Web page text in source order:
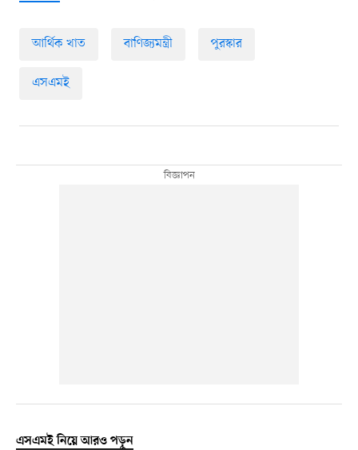
আর্থিক খাত বাণিজ্যমন্ত্রী পুরস্কার
এসএমই
এসএমই নিয়ে আরও পড়ুন